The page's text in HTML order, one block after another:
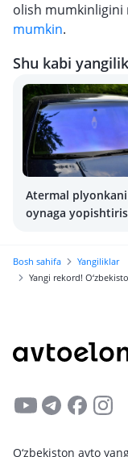
olish mumkinligini
mumkin.
Shu kabi
Atermal
oynaga
Bosh sahifa
Yangiliklar
Yangi rekord!
O‘zbekiston avto